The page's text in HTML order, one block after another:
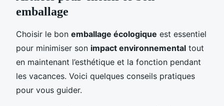
emballage
Choisir le bon emballage écologique est essentiel
pour minimiser son impact environnemental tout
en maintenant l’esthétique et la fonction pendant
les vacances. Voici quelques conseils pratiques
pour vous guider.